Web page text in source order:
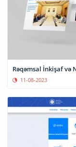
Rəqəmsal İnkişaf və
11-08-2023